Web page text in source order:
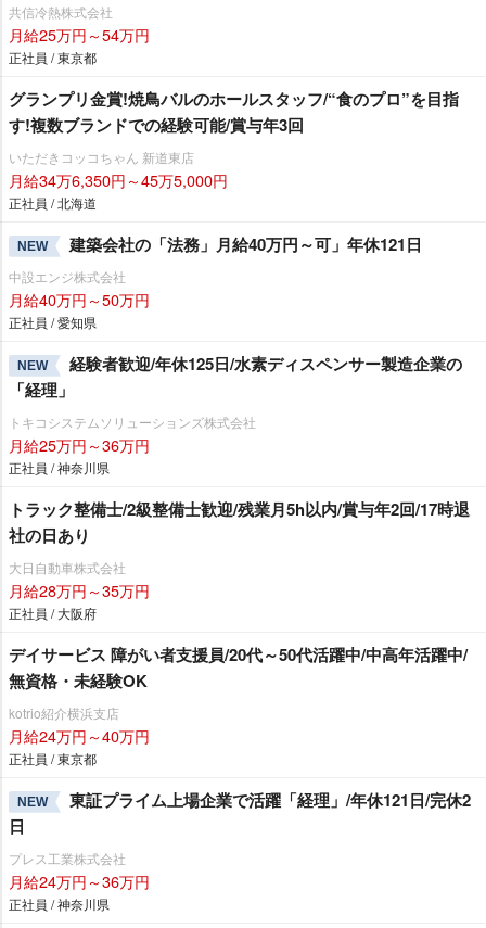
共信冷熱株式会社
月給25万円～54万円
正社員 / 東京都
グランプリ金賞!焼鳥バルのホールスタッフ/“食のプロ”を目指
す!複数ブランドでの経験可能/賞与年3回
いただきコッコちゃん 新道東店
月給34万6,350円～45万5,000円
正社員 / 北海道
NEW 建築会社の「法務」月給40万円～可」年休121日
中設エンジ株式会社
月給40万円～50万円
正社員 / 愛知県
NEW
経験者歓迎/年休125日/水素ディスペンサー製造企業の
「経理」
トキコシステムソリューションズ株式会社
月給25万円～36万円
正社員 / 神奈川県
トラック整備士/2級整備士歓迎/残業月5h以内/賞与年2回/17時退
社の日あり
大日自動車株式会社
月給28万円～35万円
正社員 / 大阪府
デイサービス 障がい者支援員/20代～50代活躍中/中高年活躍中/
無資格・未経験OK
kotrio紹介横浜支店
月給24万円～40万円
正社員 / 東京都
NEW
東証プライム上場企業で活躍「経理」/年休121日/完休2
日
プレス工業株式会社
月給24万円～36万円
正社員 / 神奈川県